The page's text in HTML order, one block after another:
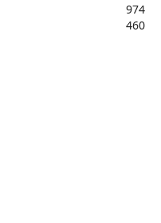
974
460